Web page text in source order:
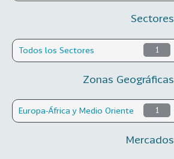
Sectores
Todos los Sectores 1
Zonas Geográficas
Europa-África y Medio Oriente 1
Mercados